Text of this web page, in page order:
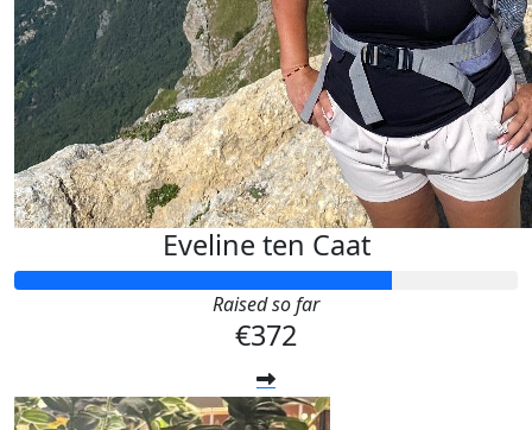
Eveline ten Caat
Raised so far
€372